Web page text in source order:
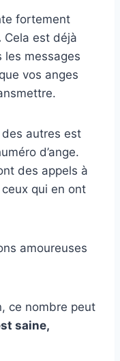
fortement
Cela est déjà
messages
vos anges
des autres est
d’ange.
des appels à
qui en ont
amoureuses
ce nombre peut
saine,